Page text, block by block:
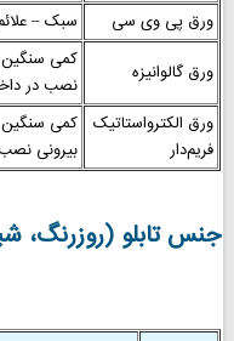
ورق پی وی سی
سبک –
ورق گالوانیزه
کمی سنگین
نصب در
ورق الکترواستاتیک
فریم‌دار
کمی سنگین
بیرونی
جنس تابلو (روزرنگ،